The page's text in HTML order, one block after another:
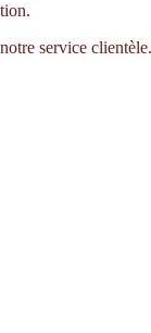
service